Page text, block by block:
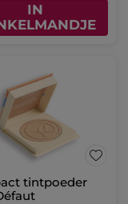
IN
tintpoeder